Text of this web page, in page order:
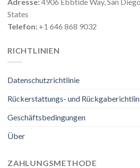
States
Telefon: +1 646 868 9032
RICHTLINIEN
Datenschutzrichtlinie
Rückerstattungs- und
Geschäftsbedingungen
Über
ZAHLUNGSMETHODE